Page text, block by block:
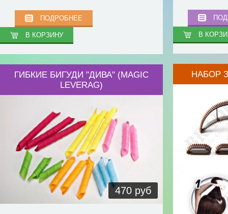
ПОДРОБНЕЕ
В КОРЗИНУ В
НАБОР
ГИБКИЕ БИГУДИ "ДИВА" (MAGIC
LEVERAG)
470 руб